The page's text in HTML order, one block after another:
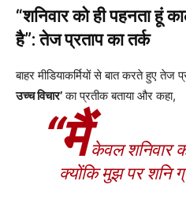
“शनिवार को ही पहनता हूं
है”: तेज प्रताप का तर्क
बाहर मीडियाकर्मियों से बात करते हुए
उच्च विचार’का प्रतीक बताया और कहा,
“मैंकेवल शनिवार
क्योंकि मुझ पर शनि